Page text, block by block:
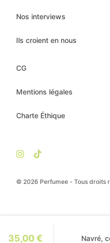
35,00 € Navré,
© 2026 Perfumee - Tous droits
Nos interviews
Ils croient en nous
CG
Mentions légales
Charte Éthique